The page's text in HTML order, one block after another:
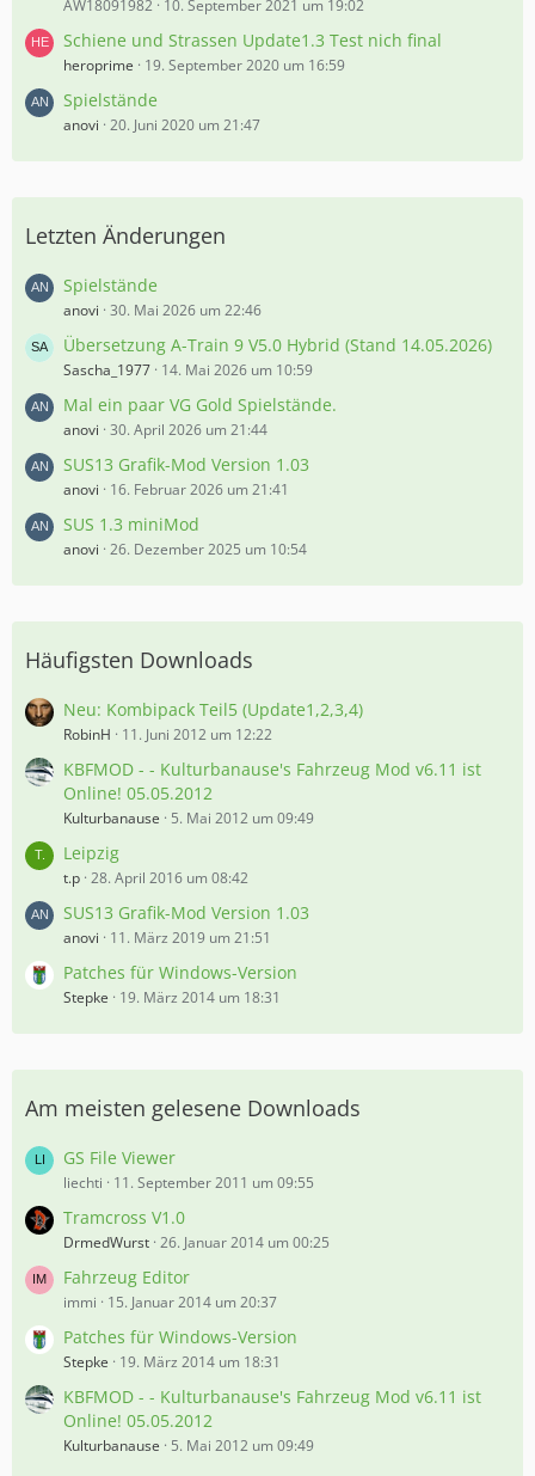
AW18091982 10. September 2021 um 19:02
Schiene und Strassen Update1.3 Test nich final
heroprime 19. September 2020 um 16:59
Spielstände
anovi 20. Juni 2020 um 21:47
Letzten Änderungen
Spielstände
anovi 30. Mai 2026 um 22:46
Übersetzung A-Train 9 V5.0 Hybrid (Stand 14.05.2026)
Sascha_1977 14. Mai 2026 um 10:59
Mal ein paar VG Gold Spielstände.
anovi 30. April 2026 um 21:44
SUS13 Grafik-Mod Version 1.03
anovi 16. Februar 2026 um 21:41
SUS 1.3 miniMod
anovi 26. Dezember 2025 um 10:54
Häufigsten Downloads
Neu: Kombipack Teil5 (Update1,2,3,4)
RobinH 11. Juni 2012 um 12:22
KBFMOD - - Kulturbanause's Fahrzeug Mod v6.11 ist
Online! 05.05.2012
Kulturbanause 5. Mai 2012 um 09:49
Leipzig
t.p 28. April 2016 um 08:42
SUS13 Grafik-Mod Version 1.03
anovi 11. März 2019 um 21:51
Patches für Windows-Version
Stepke 19. März 2014 um 18:31
Am meisten gelesene Downloads
GS File Viewer
liechti 11. September 2011 um 09:55
Tramcross V1.0
DrmedWurst 26. Januar 2014 um 00:25
Fahrzeug Editor
immi 15. Januar 2014 um 20:37
Patches für Windows-Version
Stepke 19. März 2014 um 18:31
KBFMOD - - Kulturbanause's Fahrzeug Mod v6.11 ist
Online! 05.05.2012
Kulturbanause 5. Mai 2012 um 09:49